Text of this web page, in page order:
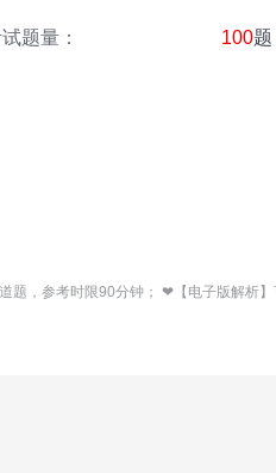
题量： 100题
题，参考时限90分钟； ❤【电子版解析